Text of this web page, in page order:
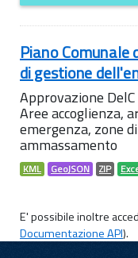
Piano Comunale
di gestione
Approvazione
Aree accoglienza,
emergenza, zone
ammassamento
KML GeoJSON ZIP
E' possibile inoltre
Documentazione API).